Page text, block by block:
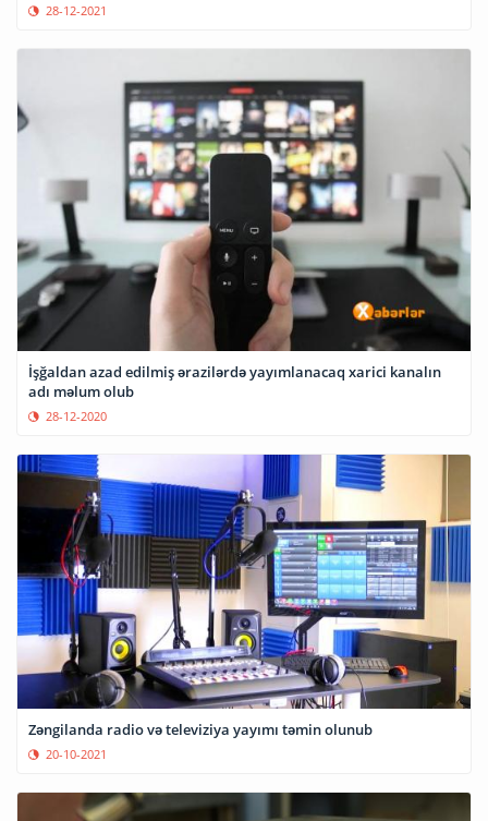
28-12-2021
İşğaldan azad edilmiş ərazilərdə yayımlanacaq xarici kanalın
adı məlum olub
28-12-2020
Zəngilanda radio və televiziya yayımı təmin olunub
20-10-2021